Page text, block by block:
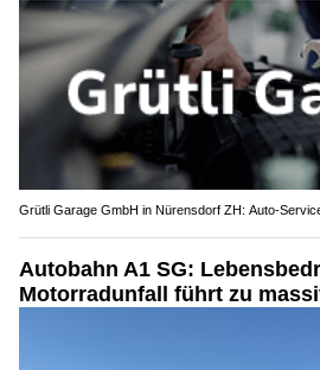
Grütli Garage GmbH in Nürensdorf ZH: Auto-
Autobahn A1 SG:
Motorradunfall führt zu